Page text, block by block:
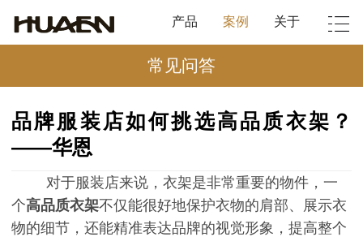
产品 案例 关于
常见问答
品牌服装店如何挑选高品质衣架？
——华恩
对于服装店来说，衣架是非常重要的物件，一
个高品质衣架不仅能很好地保护衣物的肩部、展示衣
物的细节，还能精准表达品牌的视觉形象，提高整个